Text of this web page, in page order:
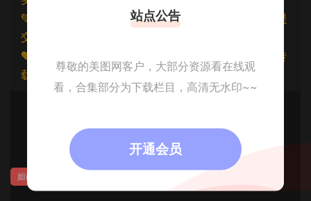
💚本文资源均来源网友分享，若侵犯了您的权益可以提
交工单处理。
🧡原文链接：
，转
载请注明出处。
妲己_Toxic
站点公告
尊敬的美图网客户，大部分资源看在线观
看，合集部分为下载栏目，高清无水印~~
开通会员